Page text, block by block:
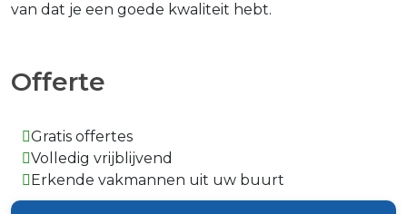
van dat je een goede kwaliteit hebt.
Offerte
Gratis offertes
Volledig vrijblijvend
Erkende vakmannen uit uw buurt